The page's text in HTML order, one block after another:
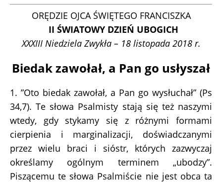
ORĘDZIE OJCA ŚWIĘTEGO FRANCISZKA
II ŚWIATOWY DZIEŃ UBOGICH
XXXIII Niedziela Zwykła – 18 listopada 2018 r.
Biedak zawołał, a Pan go usłyszał
1. ”Oto biedak zawołał, a Pan go wysłuchał” (Ps
34,7). Te słowa Psalmisty stają się też naszymi
wtedy, gdy stykamy się z różnymi formami
cierpienia i marginalizacji, doświadczanymi
przez wielu braci i sióstr, których zazwyczaj
określamy ogólnym terminem „ubodzy”.
Piszącemu te słowa Psalmiście nie jest obca ta